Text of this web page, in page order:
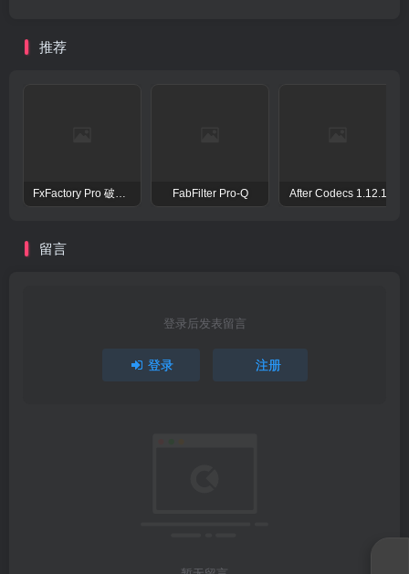
推荐
FxFactory Pro 破解版 视觉效果插件工具包 FabFilter Pro-Q After Codecs 1.12.1
留言
登录后发表留言
登录 注册